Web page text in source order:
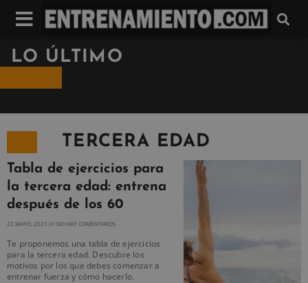
LO ÚLTIMO
TERCERA EDAD
Tabla de ejercicios para
la tercera edad: entrena
después de los 60
22 MAYO, 2021 NO HAY COMENTARIOS
Te proponemos una tabla de ejercicios
para la tercera edad. Descubre los
motivos por los que debes comenzar a
entrenar fuerza y cómo hacerlo.